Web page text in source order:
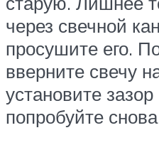
через свечной
просушите его.
вверните свечу
установите
попробуйте